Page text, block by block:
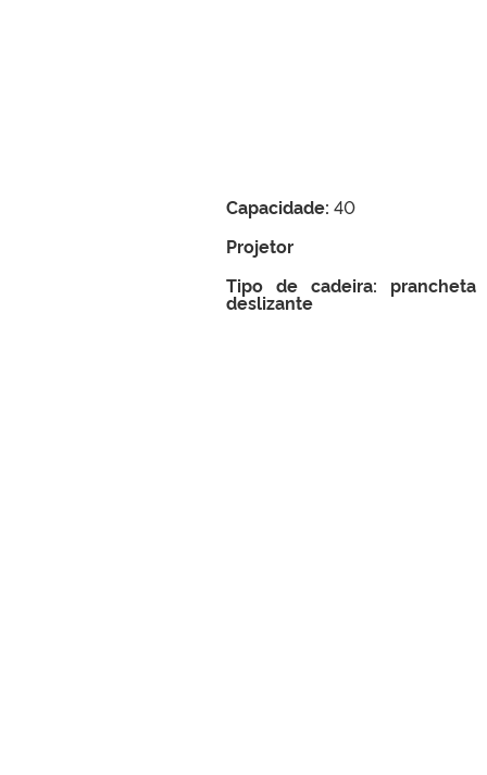
Capacidade: 40
Projetor
Tipo de cadeira: prancheta
deslizante